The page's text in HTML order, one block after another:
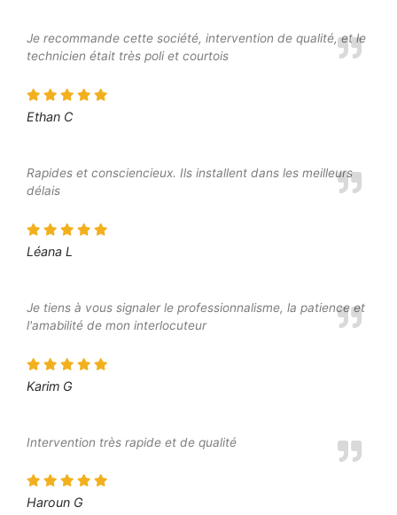
Je recommande cette société, intervention de qualité, et le
technicien était très poli et courtois
Ethan C
Rapides et consciencieux. Ils installent dans les meilleurs
délais
Léana L
Je tiens à vous signaler le professionnalisme, la patience et
l'amabilité de mon interlocuteur
Karim G
Intervention très rapide et de qualité
Haroun G